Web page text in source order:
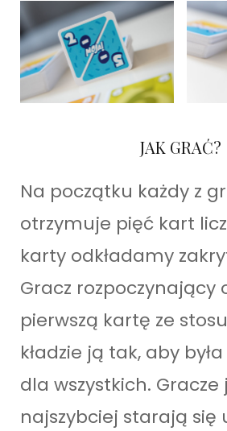
JAK GRAĆ?
Na początku każdy z
otrzymuje pięć kart
karty odkładamy
Gracz rozpoczynający
pierwszą kartę ze
kładzie ją tak, aby
dla wszystkich. Gracze
najszybciej starają się